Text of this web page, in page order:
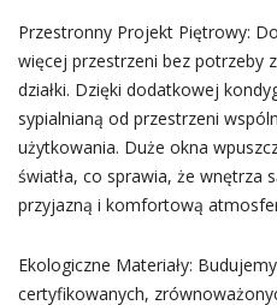
Przestronny Projekt Piętrowy:
więcej przestrzeni bez potrzeby
działki. Dzięki dodatkowej
sypialnianą od przestrzeni
użytkowania. Duże okna
światła, co sprawia, że wnętrza
przyjazną i komfortową
Ekologiczne Materiały:
certyfikowanych,